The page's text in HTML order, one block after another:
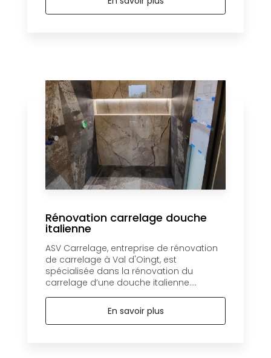
Rénovation carrelage douche
italienne
ASV Carrelage, entreprise de rénovation
de carrelage à Val d'Oingt, est
spécialisée dans la rénovation du
carrelage d’une douche italienne....
En savoir plus